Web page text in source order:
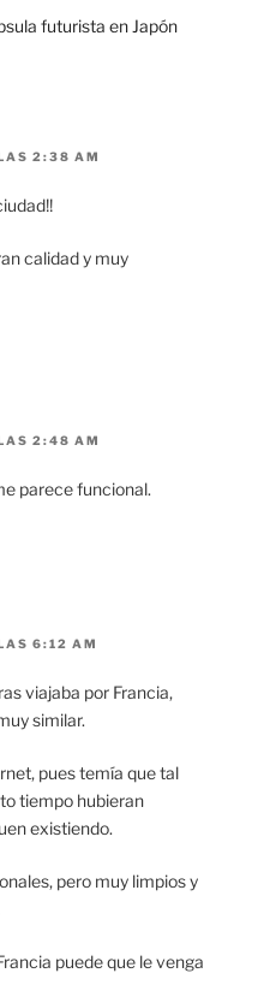
futurista en Japón
2:38 AM
calidad y muy
2:48 AM
parece funcional.
6:12 AM
viajaba por Francia,
similar.
pues temía que tal
tiempo hubieran
existiendo.
pero muy limpios y
puede que le venga